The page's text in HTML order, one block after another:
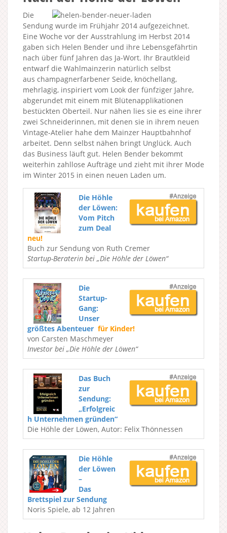
Die
Sendung wurde im Frühjahr 2014 aufgezeichnet.
Eine Woche vor der Ausstrahlung im Herbst 2014
gaben sich Helen Bender und ihre Lebensgefährtin
nach über fünf Jahren das Ja-Wort. Ihr Brautkleid
entwarf die Wahlmainzerin natürlich selbst
aus champagnerfarbener Seide, knöchellang,
mehrlagig, inspiriert vom Look der fünfziger Jahre,
abgerundet mit einem mit Blütenapplikationen
bestückten Oberteil. Nur nähen lies sie es eine ihrer
zwei Schneiderinnen, mit denen sie in ihrem neuen
Vintage-Atelier hahe dem Mainzer Hauptbahnhof
arbeitet. Denn selbst nähen bringt Unglück. Auch
das Business läuft gut. Helen Bender bekommt
weiterhin zahllose Aufträge und zieht mit ihrer Mode
im Winter 2015 in einen neuen Laden um.
Die Höhle
der Löwen:
Vom Pitch
zum Deal
neu!
Buch zur Sendung von Ruth Cremer
Startup-Beraterin bei „Die Höhle der Löwen“
Die
Startup-
Gang:
Unser
größtes Abenteuer für Kinder!
von Carsten Maschmeyer
Investor bei „Die Höhle der Löwen“
Das Buch
zur
Sendung:
„Erfolgreic
h Unternehmen gründen“
Die Höhle der Löwen, Autor: Felix Thönnessen
Die Höhle
der Löwen
–
Das
Brettspiel zur Sendung
Noris Spiele, ab 12 Jahren